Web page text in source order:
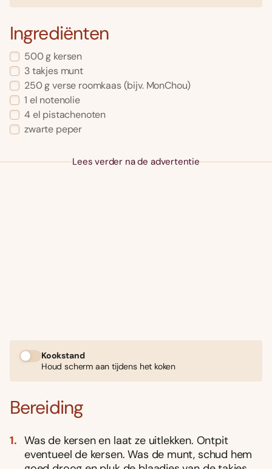
Ingrediënten
500 g kersen
3 takjes munt
250 g verse roomkaas (bijv. MonChou)
1 el notenolie
4 el pistachenoten
zwarte peper
Lees verder na de advertentie
Kookstand
Houd scherm aan tijdens het koken
Bereiding
Was de kersen en laat ze uitlekken. Ontpit
eventueel de kersen. Was de munt, schud hem